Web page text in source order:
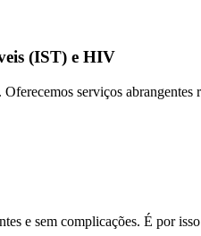
(IST) e HIV
serviços abrangentes
e sem complicações. É por